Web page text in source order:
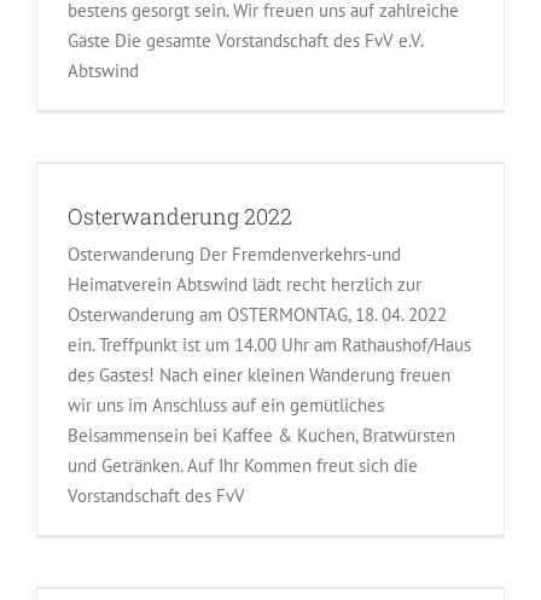
bestens gesorgt sein. Wir freuen uns auf zahlreiche
Gäste Die gesamte Vorstandschaft des FvV e.V.
Abtswind
Osterwanderung 2022
Osterwanderung Der Fremdenverkehrs-und
Heimatverein Abtswind lädt recht herzlich zur
Osterwanderung am OSTERMONTAG, 18. 04. 2022
ein. Treffpunkt ist um 14.00 Uhr am Rathaushof/Haus
des Gastes! Nach einer kleinen Wanderung freuen
wir uns im Anschluss auf ein gemütliches
Beisammensein bei Kaffee & Kuchen, Bratwürsten
und Getränken. Auf Ihr Kommen freut sich die
Vorstandschaft des FvV